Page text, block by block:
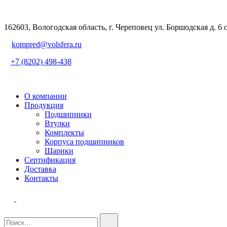
162603, Вологодская область, г. Череповец ул. Боршодская д. 6
kompred@volsfera.ru
+7 (8202) 498-438
О компании
Продукция
Подшипники
Втулки
Комплекты
Корпуса подшипников
Шарики
Сертификация
Доставка
Контакты